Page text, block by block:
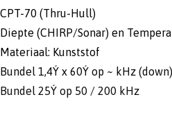
CPT-70 (Thru-Hull)
Diepte (CHIRP/Sonar) en
Materiaal: Kunststof
Bundel 1,4Ý x 60Ý op ~ kHz (down)
Bundel 25Ý op 50 / 200 kHz